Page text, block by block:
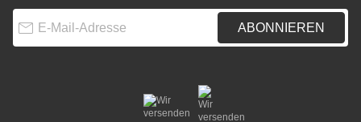
ABONNIEREN